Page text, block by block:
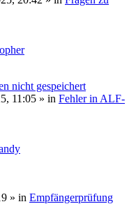
nicht gespeichert
11:05 » in Fehler in ALF-
» in Empfängerprüfung